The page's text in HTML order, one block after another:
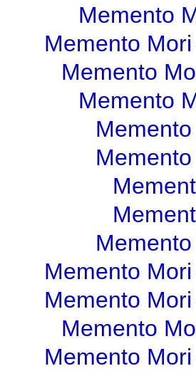
Memento
Memento Mori
Memento
Memento
Memento Mori
Memento Mori
Memento
Memento Mori